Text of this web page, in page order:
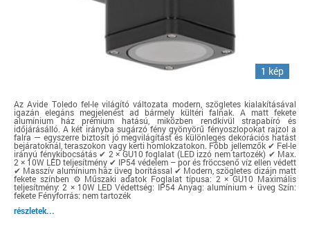
1 kép
Az Avide Toledo fel-le világító változata modern, szögletes kialakításával
igazán elegáns megjelenést ad bármely kültéri falnak. A matt fekete
alumínium ház prémium hatású, miközben rendkívül strapabíró és
időjárásálló. A két irányba sugárzó fény gyönyörű fényoszlopokat rajzol a
falra — egyszerre biztosít jó megvilágítást és különleges dekorációs hatást
bejáratoknál, teraszokon vagy kerti homlokzatokon. Főbb jellemzők ✔ Fel-le
irányú fénykibocsátás ✔ 2 × GU10 foglalat (LED izzó nem tartozék) ✔ Max.
2 × 10W LED teljesítmény ✔ IP54 védelem – por és fröccsenő víz ellen védett
✔ Masszív alumínium ház üveg borítással ✔ Modern, szögletes dizájn matt
fekete színben ⚙ Műszaki adatok Foglalat típusa: 2 × GU10 Maximális
teljesítmény: 2 × 10W LED Védettség: IP54 Anyag: alumínium + üveg Szín:
fekete Fényforrás: nem tartozék
részletek...